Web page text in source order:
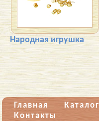
Народная игрушка
Главная Каталог
Контакты